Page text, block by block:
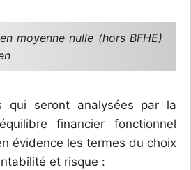
moyenne nulle (hors BFHE)
qui seront analysées par la
financier fonctionnel
évidence les termes du choix
et risque :